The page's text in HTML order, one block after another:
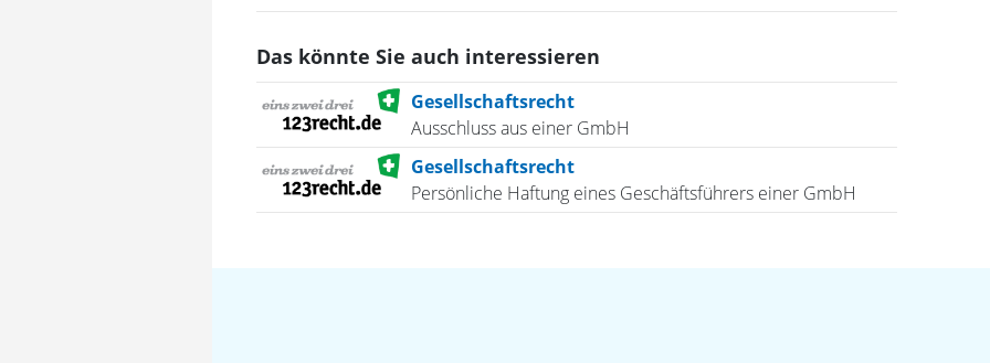
Das könnte Sie auch interessieren
Gesellschaftsrecht
Ausschluss aus einer GmbH
Gesellschaftsrecht
Persönliche Haftung eines Geschäftsführers einer GmbH